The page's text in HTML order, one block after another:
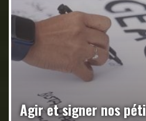
Agir et signer nos